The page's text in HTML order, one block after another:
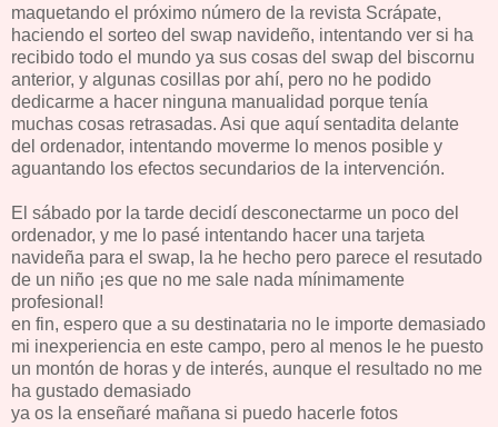
maquetando el próximo número de la revista Scrápate,
haciendo el sorteo del swap navideño, intentando ver si ha
recibido todo el mundo ya sus cosas del swap del biscornu
anterior, y algunas cosillas por ahí, pero no he podido
dedicarme a hacer ninguna manualidad porque tenía
muchas cosas retrasadas. Asi que aquí sentadita delante
del ordenador, intentando moverme lo menos posible y
aguantando los efectos secundarios de la intervención.
El sábado por la tarde decidí desconectarme un poco del
ordenador, y me lo pasé intentando hacer una tarjeta
navideña para el swap, la he hecho pero parece el resutado
de un niño ¡es que no me sale nada mínimamente
profesional!
en fin, espero que a su destinataria no le importe demasiado
mi inexperiencia en este campo, pero al menos le he puesto
un montón de horas y de interés, aunque el resultado no me
ha gustado demasiado
ya os la enseñaré mañana si puedo hacerle fotos